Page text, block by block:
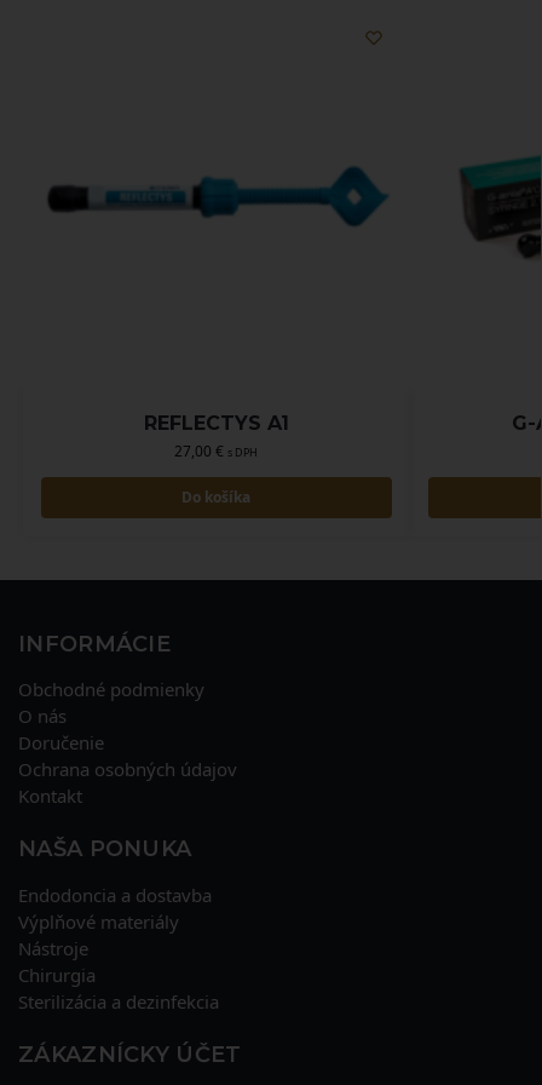
REFLECTYS A1
27,00€ s DPH
Do košíka
G-
INFORMÁCIE
Obchodné podmienky
O nás
Doručenie
Ochrana osobných údajov
Kontakt
NAŠA PONUKA
Endodoncia a dostavba
Výplňové materiály
Nástroje
Chirurgia
Sterilizácia a dezinfekcia
ZÁKAZNÍCKY ÚČET